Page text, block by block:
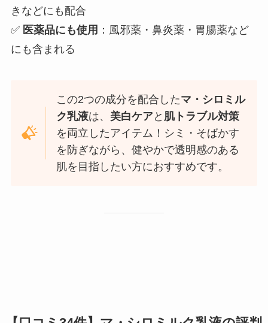
きなどにも配合
✅ 医薬品にも使用 ：風邪薬・鼻炎薬・胃腸薬など
にも含まれる
この2つの成分を配合したマ・シロミル
ク乳液は、 美白ケアと 肌トラブル対策
を両立したアイテム！シミ・そばかす
を防ぎながら、健やかで透明感のある
肌を目指したい方におすすめです。